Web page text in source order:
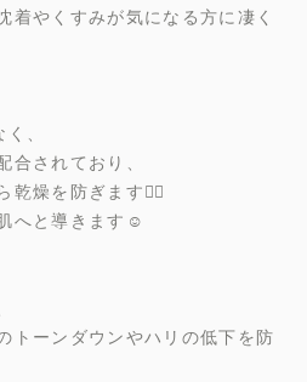
着やくすみが気になる方に凄く
、
合されており、
燥を防ぎます✊🏻
へと導きます☺️
トーンダウンやハリの低下を防